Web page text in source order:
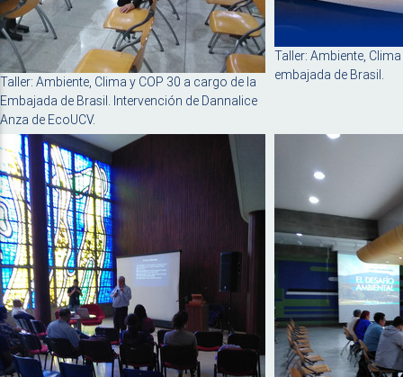
Taller: Ambiente, Clima y COP 30 a cargo de la
Embajada de Brasil. Intervención de Dannalice
Anza de EcoUCV.
Taller: Ambiente,
embajada de Brasil.